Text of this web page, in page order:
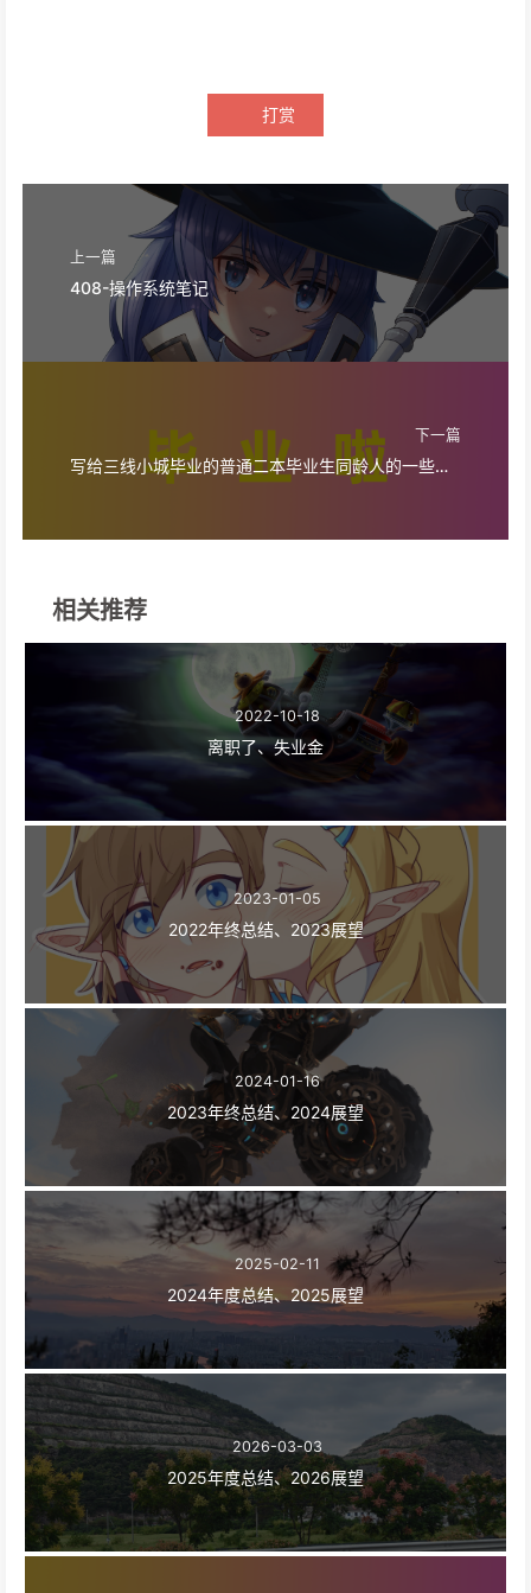
打赏
上一篇
408-操作系统笔记
下一篇
写给三线小城毕业的普通二本毕业生同龄人的一些建议
相关推荐
2022-10-18
离职了、失业金
2023-01-05
2022年终总结、2023展望
2024-01-16
2023年终总结、2024展望
2025-02-11
2024年度总结、2025展望
2026-03-03
2025年度总结、2026展望